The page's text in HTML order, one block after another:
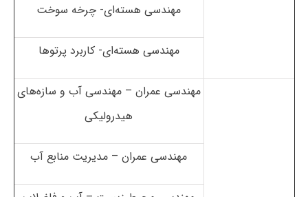
مهندسی هسته‌ای- چرخه سوخت
مهندسی هسته‌ای- کاربرد پرتوها
مهندسی عمران – مهندسی آب و سازه‌های
هیدرولیکی
مهندسی عمران – مدیریت منابع آب